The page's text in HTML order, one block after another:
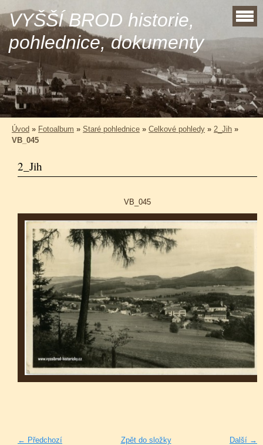
VYŠŠÍ BROD historie,
pohlednice, dokumenty
Úvod » Fotoalbum » Staré pohlednice » Celkové pohledy » 2_Jih »
VB_045
2_Jih
VB_045
← Předchozí Další →
Zpět do složky